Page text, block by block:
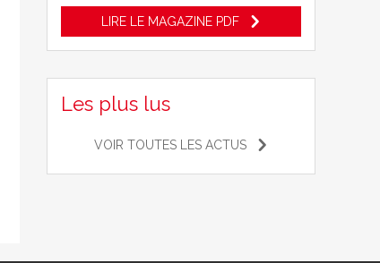
LIRE LE MAGAZINE PDF
Les plus lus
VOIR TOUTES LES ACTUS